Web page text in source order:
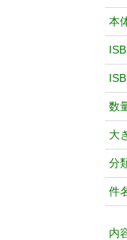
本
数
大
分
件
内